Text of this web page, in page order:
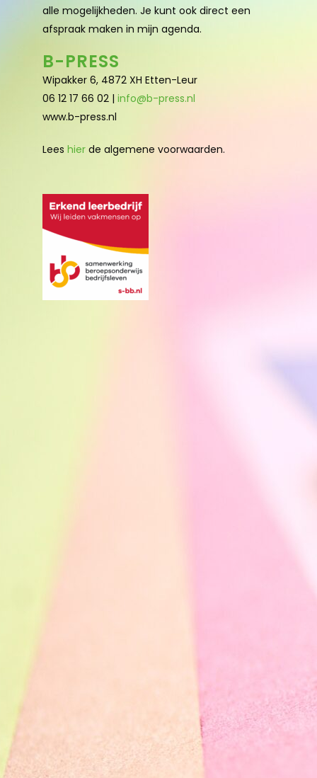
alle mogelijkheden. Je kunt ook direct een
afspraak maken in mijn agenda.
B-PRESS
Wipakker 6, 4872 XH Etten-Leur
06 12 17 66 02 | info@b-press.nl
www.b-press.nl
Lees hier de algemene voorwaarden.